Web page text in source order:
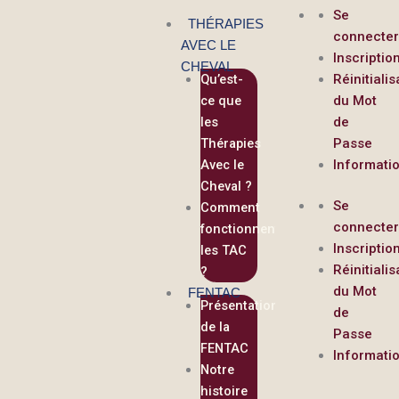
THÉRAPIES
AVEC LE
CHEVAL
Qu’est-
ce que
les
Thérapies
Avec le
Cheval ?
Comment
fonctionnent
les TAC
?
FENTAC
Présentation
de la
FENTAC
Notre
histoire
Se
connecter
du Mot
de
Passe
Se
connecter
du Mot
de
Passe